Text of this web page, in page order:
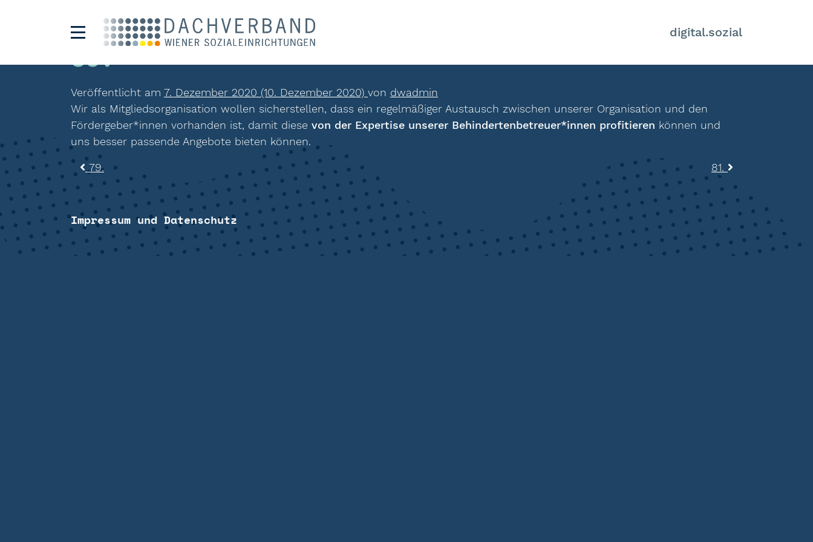
digital.sozial
80.
Veröffentlicht am 7. Dezember 2020 (10. Dezember 2020) von dwadmin
Wir als Mitgliedsorganisation wollen sicherstellen, dass ein regelmäßiger Austausch zwischen unserer Organisation und den
Fördergeber*innen vorhanden ist, damit diese von der Expertise unserer Behindertenbetreuer*innen profitieren können und
uns besser passende Angebote bieten können.
Beitragsnavigation
79. 81.
Impressum und Datenschutz